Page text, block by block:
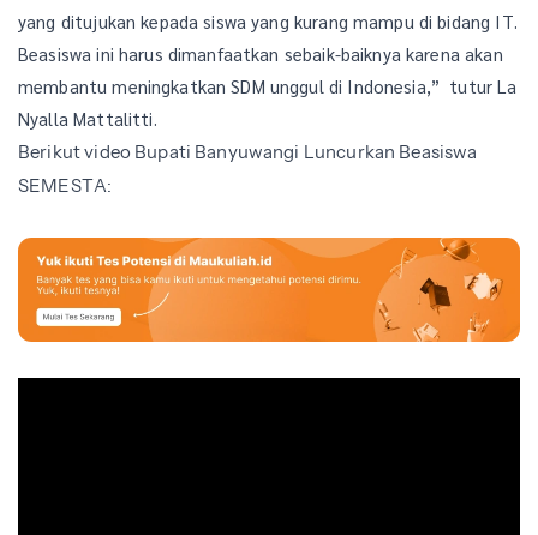
yang ditujukan kepada siswa yang kurang mampu di bidang IT.
Beasiswa ini harus dimanfaatkan sebaik-baiknya karena akan
membantu meningkatkan SDM unggul di Indonesia,” tutur La
Nyalla Mattalitti.
Berikut video Bupati Banyuwangi Luncurkan Beasiswa
SEMESTA: